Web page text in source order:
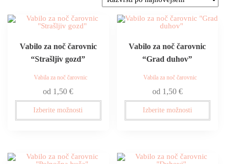
Vabilo za noč čarovnic
“Strašljiv gozd”
Vabila za noč čarovnic
od 1,50€
Izberite možnosti
Vabilo za noč čarovnic
“Grad duhov”
Vabila za noč čarovnic
od 1,50 €
Izberite možnosti